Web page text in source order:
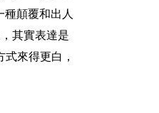
種顛覆和出人
其實表達是
來得更白，